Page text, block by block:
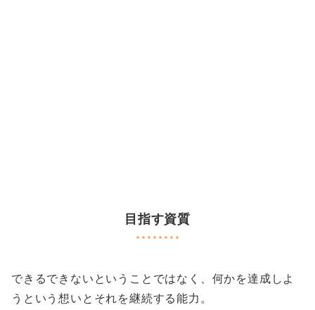
目指す資質
できるできないということではなく、何かを達成しよ
うという想いとそれを継続する能力。